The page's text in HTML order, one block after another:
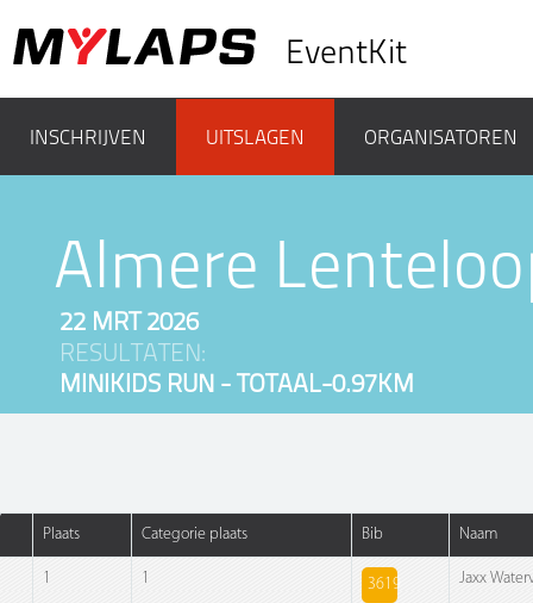
EventKit
INSCHRIJVEN UITSLAGEN ORGANISATOREN
Almere
22 MRT 2026
RESULTATEN:
MINIKIDS RUN - TOTAAL-0.97KM
Plaats Categorie plaats Bib Naam
1 1 3619 Jaxx